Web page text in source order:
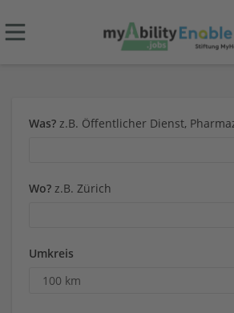
Was? z.B. Öffentlicher Dienst,
Wo? z.B. Zürich
Umkreis